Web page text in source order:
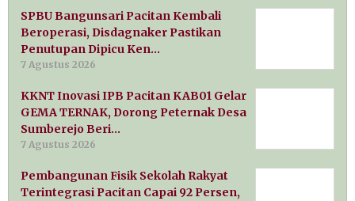
SPBU Bangunsari Pacitan Kembali
Beroperasi, Disdagnaker Pastikan
Penutupan Dipicu Ken…
7 Agustus 2026
KKNT Inovasi IPB Pacitan KAB01 Gelar
GEMA TERNAK, Dorong Peternak Desa
Sumberejo Beri…
7 Agustus 2026
Pembangunan Fisik Sekolah Rakyat
Terintegrasi Pacitan Capai 92 Persen,